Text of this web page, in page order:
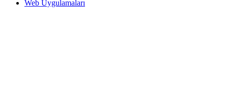
Web Uygulamaları